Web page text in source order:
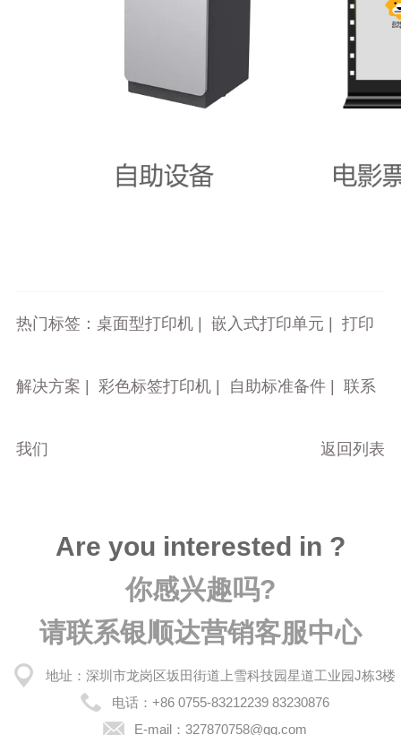
热门标签： 桌面型打印机| 嵌入式打印单元 打印
解决方案 彩色标签打印机| 自助标准备件| 联系
我们 返回列表
Are you interested in ?
你感兴趣吗?
请联系银顺达营销客服中心
地址：深圳市龙岗区坂田街道上雪科技园星道工业园J栋3楼
电话： +86 0755-83212239 83230876
E-mail： 327870758@qq.com